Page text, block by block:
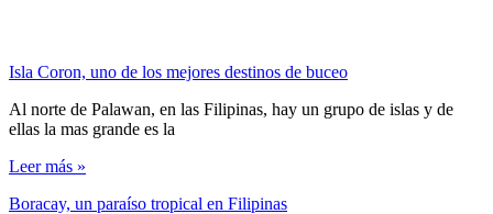
Isla Coron, uno de los mejores destinos de buceo
Al norte de Palawan, en las Filipinas, hay un grupo de islas y de
ellas la mas grande es la
Leer más »
Boracay, un paraíso tropical en Filipinas